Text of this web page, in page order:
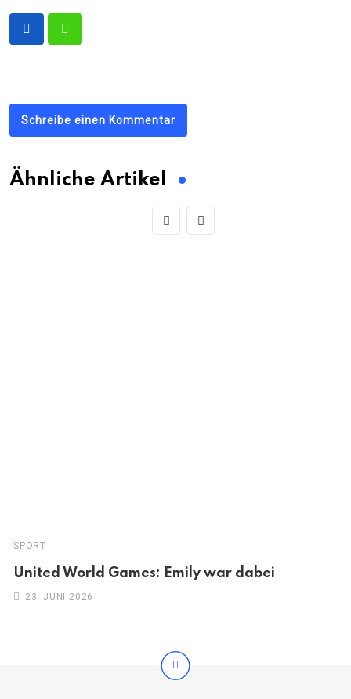
Schreibe einen Kommentar
Ähnliche Artikel
SPORT
United World Games: Emily war dabei
23. JUNI 2026